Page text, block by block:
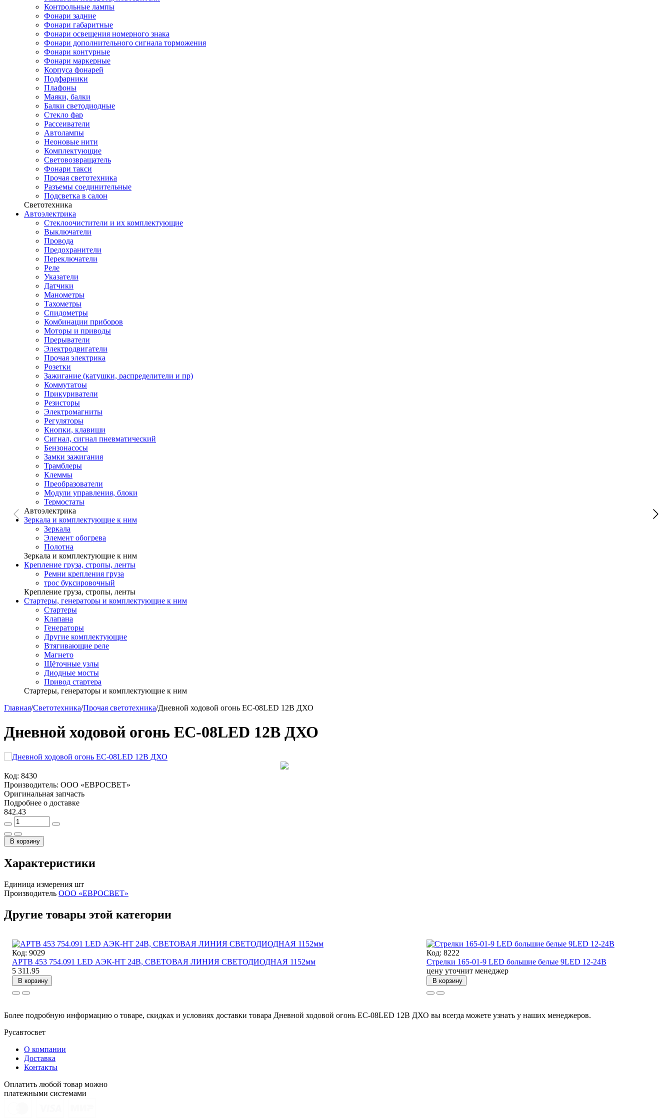
Контрольные лампы
Фонари задние
Фонари габаритные
Фонари освещения номерного знака
Фонари дополнительного сигнала торможения
Фонари контурные
Фонари маркерные
Корпуса фонарей
Подфарники
Плафоны
Маяки, балки
Балки светодиодные
Стекло фар
Рассеиватели
Автолампы
Неоновые нити
Комплектующие
Световозвращатель
Фонари такси
Прочая светотехника
Разъемы соединительные
Подсветка в салон
Светотехника
Автоэлектрика
Стеклоочистители и их комплектующие
Выключатели
Провода
Предохранители
Переключатели
Реле
Указатели
Датчики
Манометры
Тахометры
Спидометры
Комбинации приборов
Моторы и приводы
Прерыватели
Электродвигатели
Прочая электрика
Розетки
Зажигание (катушки, распределители и пр)
Коммутатоы
Прикуриватели
Резисторы
Электромагниты
Регуляторы
Кнопки, клавиши
Сигнал, сигнал пневматический
Бензонасосы
Замки зажигания
Трамблеры
Клеммы
Преобразователи
Модули управления, блоки
Термостаты
Автоэлектрика
Зеркала и комплектующие к ним
Зеркала
Элемент обогрева
Полотна
Зеркала и комплектующие к ним
Крепление груза, стропы, ленты
Ремни крепления груза
трос буксировочный
Крепление груза, стропы, ленты
Стартеры, генераторы и комплектующие к ним
Стартеры
Клапана
Генераторы
Другие комплектующие
Втягивающие реле
Магнето
Щёточные узлы
Диодные мосты
Привод стартера
Стартеры, генераторы и комплектующие к ним
Главная/Светотехника/Прочая светотехника/Дневной ходовой огонь ЕС-08LED 12В ДХО
Дневной ходовой огонь ЕС-08LED 12В ДХО
Код: 8430
Производитель: ООО «ЕВРОСВЕТ»
Оригинальная запчасть
Подробнее о доставке
842.43
В корзину
Характеристики
Единица измерения шт
Производитель ООО «ЕВРОСВЕТ»
Другие товары этой категории
Код: 9029
АРТВ 453 754.091 LED АЭК-НТ 24В, СВЕТОВАЯ ЛИНИЯ СВЕТОДИОДНАЯ 1152мм
5 311.95
В корзину
Код: 8222
Стрелки 165-01-9 LED большие белые 9LED 12-24B
цену уточнит менеджер
В корзину
Более подробную информацию о товаре, скидках и условиях доставки товара Дневной ходовой огонь ЕС-08LED 12В ДХО вы всегда можете узнать у наших менеджеров.
Русавтосвет
О компании
Доставка
Контакты
Оплатить любой товар можно
платежными системами